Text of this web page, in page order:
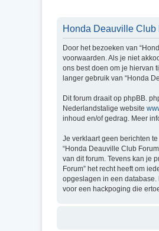
Honda Deauville Club
Door het bezoeken van
voorwaarden. Als je niet
ons best doen om je hiervan
langer gebruik van “Honda
Dit forum draait op phpBB.
Nederlandstalige website
inhoud en/of gedrag. Meer
Je verklaart geen berichten
“Honda Deauville Club
van dit forum. Tevens kan je
Forum” het recht heeft om
opgeslagen in een database.
voor een hackpoging die